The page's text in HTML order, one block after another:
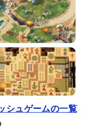
シュゲームの一覧